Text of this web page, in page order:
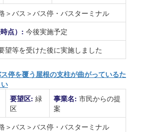
＞バス＞バス停・バスターミナル
点）: 今後実施予定
望等を受けた後に実施しました
停を覆う屋根の支柱が曲がっているた
要望区: 緑
区
事業名: 市民からの提
案
＞バス＞バス停・バスターミナル